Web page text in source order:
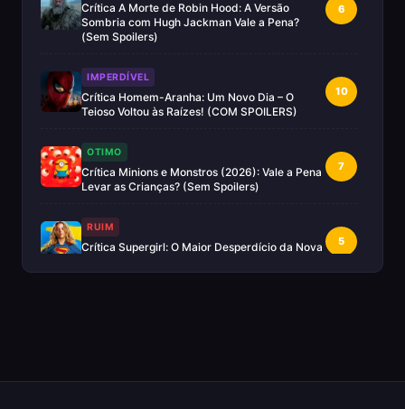
Crítica A Morte de Robin Hood: A Versão
Sombria com Hugh Jackman Vale a Pena?
(Sem Spoilers)
6
IMPERDÍVEL
Crítica Homem-Aranha: Um Novo Dia – O
Teioso Voltou às Raízes! (COM SPOILERS)
10
OTIMO
Crítica Minions e Monstros (2026): Vale a Pena
Levar as Crianças? (Sem Spoilers)
7
RUIM
Crítica Supergirl: O Maior Desperdício da Nova
5